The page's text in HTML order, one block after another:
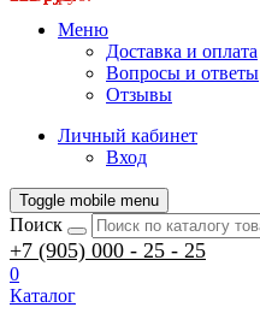
Меню
Доставка и оплата
Вопросы и ответы
Отзывы
Личный кабинет
Вход
Toggle mobile menu
Поиск
+7 (905) 000 - 25 - 25
0
Каталог